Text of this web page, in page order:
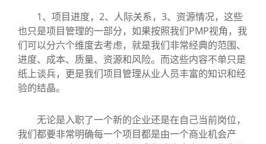
1、项目进度，2、人际关系，3、资源情况，这些
也只是项目管理的一部分，如果按照我们PMP视角，我
们可以分六个维度去考虑，就是我们非常经典的范围、
进度、成本、质量、资源和风险。而这些内容不单只是
纸上谈兵，更是我们项目管理从业人员丰富的知识和经
验的结晶。
无论是入职了一个新的企业还是在自己当前岗位，
我们都要非常明确每一个项目都是由一个商业机会产